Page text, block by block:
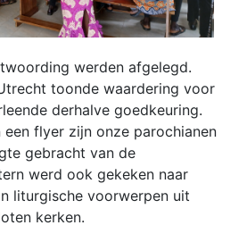
werden afgelegd.
toonde waardering voor
derhalve goedkeuring.
een flyer zijn onze parochianen
gebracht van de
werd ook gekeken naar
liturgische voorwerpen uit
kerken.